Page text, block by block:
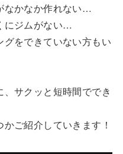
なかなか作れない…
にジムがない…
をできていない方もい
サクッと短時間ででき
かご紹介していきます！